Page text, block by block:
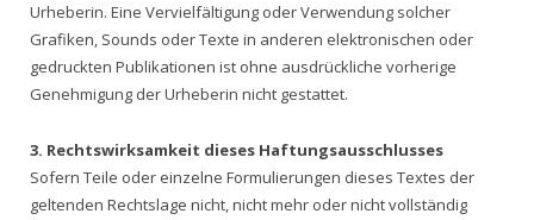
Urheberin. Eine Vervielfältigung oder Verwendung solcher
Grafiken, Sounds oder Texte in anderen elektronischen oder
gedruckten Publikationen ist ohne ausdrückliche vorherige
Genehmigung der Urheberin nicht gestattet.
3. Rechtswirksamkeit dieses Haftungsausschlusses
Sofern Teile oder einzelne Formulierungen dieses Textes der
geltenden Rechtslage nicht, nicht mehr oder nicht vollständig